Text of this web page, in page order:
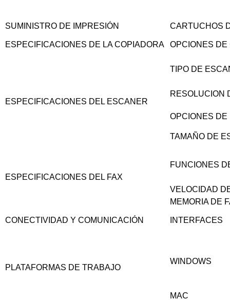
SUMINISTRO DE IMPRESIÓN CARTUCHOS
ESPECIFICACIONES DE LA COPIADORA OPCIONES DE
ESPECIFICACIONES DEL ESCANER
TIPO DE
RESOLUCION
OPCIONES
TAMAÑO DE
ESPECIFICACIONES DEL FAX
FUNCIONES
VELOCIDAD
MEMORIA DE
CONECTIVIDAD Y COMUNICACIÓN INTERFACES
PLATAFORMAS DE TRABAJO
WINDOWS
MAC